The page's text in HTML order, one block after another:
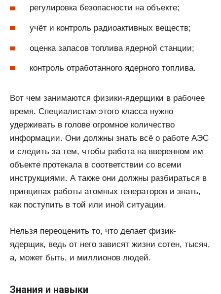
регулировка безопасности на объекте;
учёт и контроль радиоактивных веществ;
оценка запасов топлива ядерной станции;
контроль отработанного ядерного топлива.
Вот чем занимаются физики-ядерщики в рабочее
время. Специалистам этого класса нужно
удерживать в голове огромное количество
информации. Они должны знать всё о работе АЭС
и следить за тем, чтобы работа на вверенном им
объекте протекала в соответствии со всеми
инструкциями. А также они должны разбираться в
принципах работы атомных генераторов и знать,
как поступить в той или иной ситуации.
Нельзя переоценить то, что делает физик-
ядерщик, ведь от него зависят жизни сотен, тысяч,
а, может быть, и миллионов людей.
Знания и навыки